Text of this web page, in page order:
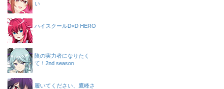
い
ハイスクールD×D HERO
陰の実力者になりたく
て！2nd season
履いてください、鷹峰さ